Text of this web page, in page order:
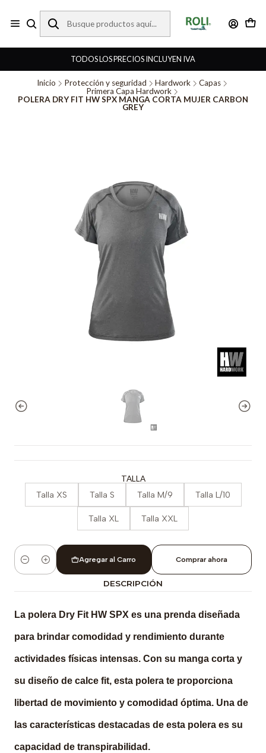
TODOS LOS PRECIOS INCLUYEN IVA
Inicio Protección y seguridad Hardwork
Capas
Primera Capa Hardwork
POLERA DRY FIT HW SPX MANGA CORTA MUJER CARBON
GREY
TALLA
Talla XS Talla S Talla M/9 Talla L/10
Talla XL Talla XXL
Cantidad
Agregar al Carro Comprar ahora
DESCRIPCIÓN
La polera Dry Fit HW SPX es una prenda diseñada
para brindar comodidad y rendimiento durante
actividades físicas intensas. Con su manga corta y
su diseño de calce fit, esta polera te proporciona
libertad de movimiento y comodidad óptima. Una de
las características destacadas de esta polera es su
capacidad de transpirabilidad.